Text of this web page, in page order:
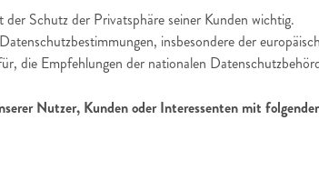
Schutz der Privatsphäre seiner Kunden wichtig.
insbesondere der
die Empfehlungen der nationalen
Nutzer, Kunden oder Interessenten mit